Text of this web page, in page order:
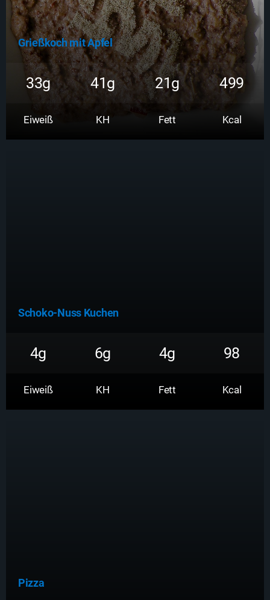
Grießkoch mit Apfel
33g 41g 21g 499
Eiweiß KH Fett Kcal
Schoko-Nuss Kuchen
4g 6g 4g 98
Eiweiß KH Fett Kcal
Pizza